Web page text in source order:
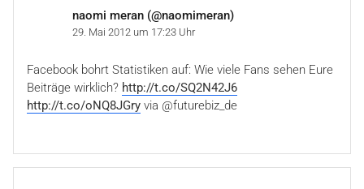
naomi meran (@naomimeran)
29. Mai 2012 um 17:23 Uhr
Facebook bohrt Statistiken auf: Wie viele Fans sehen Eure
Beiträge wirklich? http://t.co/SQ2N42J6
http://t.co/oNQ8JGry via @futurebiz_de